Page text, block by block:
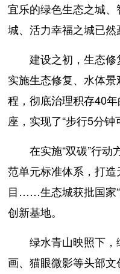
宜乐的绿色生态之城
城、活力幸福之城已然
建设之初，生态修
实施生态修复、水体
程，彻底治理积存40
座，实现了“步行5分钟
在实施“双碳”行动
范单元标准体系，打
目……生态城获批国家
创新基地。
绿水青山映照下，
画、猫眼微影等头部